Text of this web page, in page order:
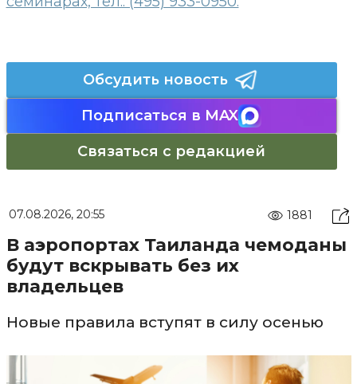
Обсудить новость
Подписаться в MAX
Связаться с редакцией
07.08.2026, 20:55 1881
В аэропортах Таиланда чемоданы
будут вскрывать без их
владельцев
Новые правила вступят в силу осенью